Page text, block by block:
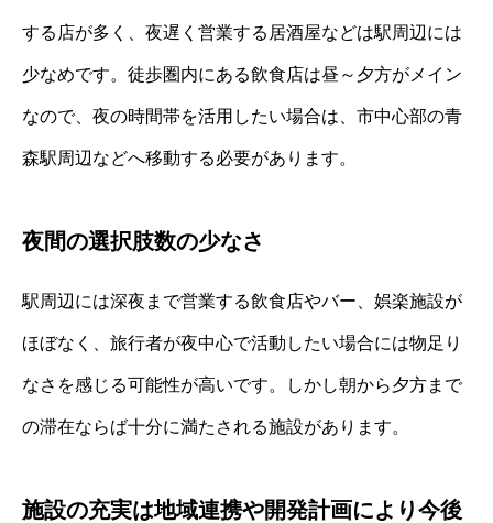
する店が多く、夜遅く営業する居酒屋などは駅周辺には
少なめです。徒歩圏内にある飲食店は昼～夕方がメイン
なので、夜の時間帯を活用したい場合は、市中心部の青
森駅周辺などへ移動する必要があります。
夜間の選択肢数の少なさ
駅周辺には深夜まで営業する飲食店やバー、娯楽施設が
ほぼなく、旅行者が夜中心で活動したい場合には物足り
なさを感じる可能性が高いです。しかし朝から夕方まで
の滞在ならば十分に満たされる施設があります。
施設の充実は地域連携や開発計画により今後